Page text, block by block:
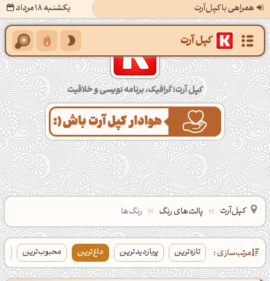
همراهی با کپل‌آرت یکشنبه 18 مرداد
کپل‌آرت؛ گرافیک، برنامه‌نویسی و خلاقیت
کپل‌آرت پالت‌های رنگ رنگ‌ها
مرتب‌سازی : تازه‌ترین پربازدیدترین داغ‌ترین محبوب‌ترین